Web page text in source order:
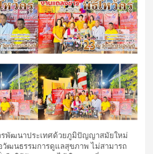
รพัฒนาประเทศด้วยภูมิปัญญาสมัยใหม่
วัฒนธรรมการดูแลสุขภาพ ไม่สามารถ